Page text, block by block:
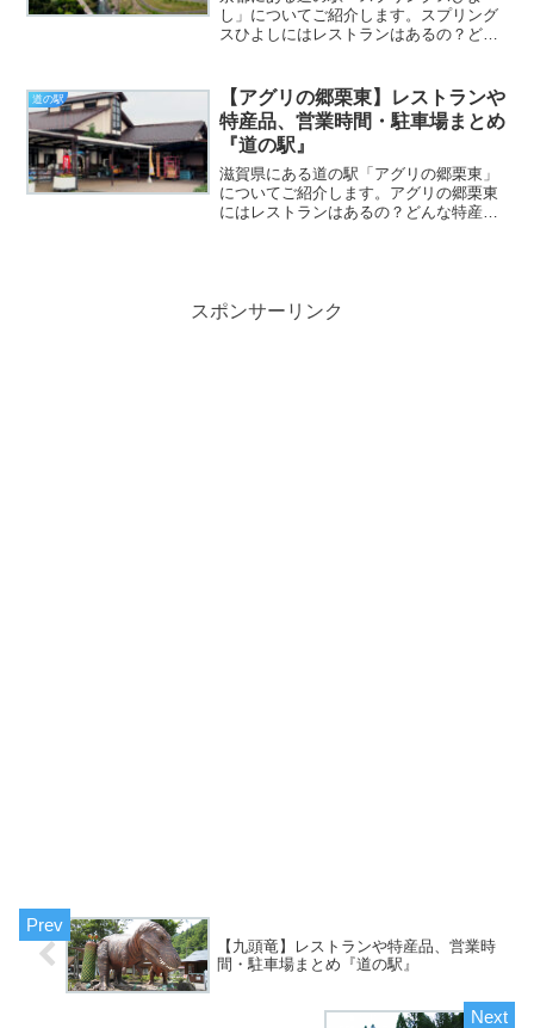
し」についてご紹介します。スプリング
スひよしにはレストランはあるの？どん
考にしてください※施設によって営業時
間の変更や休業の可能性があ...
道の駅
【アグリの郷栗東】レストランや
特産品、営業時間・駐車場まとめ
『道の駅』
滋賀県にある道の駅「アグリの郷栗東」
についてご紹介します。アグリの郷栗東
にはレストランはあるの？どんな特産
スポンサーリンク
【九頭竜】レストランや特産品、営業時
間・駐車場まとめ『道の駅』